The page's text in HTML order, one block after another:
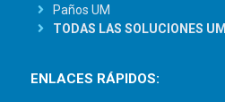
Paños UM
TODAS LAS SOLUCIONES UM
ENLACES RÁPIDOS: